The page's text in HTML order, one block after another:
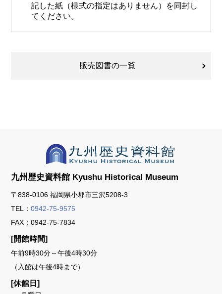
記した紙（様式の指定はありません）を同封し
てください。
販売図書の一覧
九州歴史資料館 Kyushu Historical Museum
〒838-0106 福岡県小郡市三沢5208-3
TEL：0942-75-9575
FAX：0942-75-7834
[開館時間]
午前9時30分～午後4時30分
（入館は午後4時まで）
[休館日]